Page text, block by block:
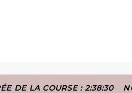
DE LA COURSE : 2:38:30